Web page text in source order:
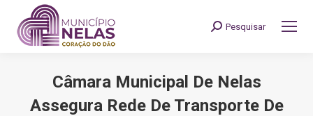
Search:
Pesquisar
Câmara Municipal De Nelas
Assegura Rede De Transporte De